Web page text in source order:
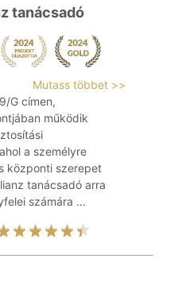
tanácsadó
Mutass többet >>
G címen,
működik
a személyre
központi szerepet
tanácsadó arra
számára ...